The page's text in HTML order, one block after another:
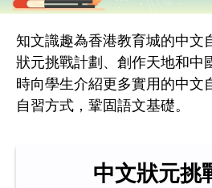
知文識趣為香港教育城的中文
狀元挑戰計劃、創作天地和中
時向學生介紹更多實用的中文
自習方式，鞏固語文基礎。
中文狀元挑